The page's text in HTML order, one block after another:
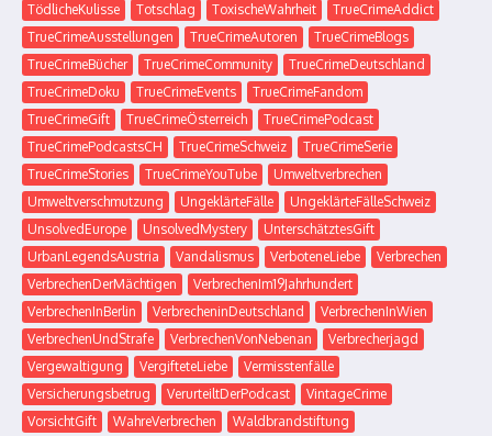
TödlicheKulisse
Totschlag ToxischeWahrheit
TrueCrimeAddict
TrueCrimeAusstellungen
TrueCrimeAutoren
TrueCrimeBlogs
TrueCrimeBücher
TrueCrimeCommunity
TrueCrimeDeutschland
TrueCrimeDoku
TrueCrimeEvents
TrueCrimeFandom
TrueCrimeGift
TrueCrimeÖsterreich
TrueCrimePodcast
TrueCrimePodcastsCH
TrueCrimeSchweiz
TrueCrimeSerie
TrueCrimeStories
TrueCrimeYouTube
Umweltverbrechen
Umweltverschmutzung
UngeklärteFälle
UngeklärteFälleSchweiz
UnsolvedEurope
UnsolvedMystery
UnterschätztesGift
UrbanLegendsAustria
Vandalismus VerboteneLiebe
Verbrechen
VerbrechenDerMächtigen
VerbrechenIm19Jahrhundert
VerbrechenInBerlin
VerbrecheninDeutschland
VerbrechenInWien
VerbrechenUndStrafe
VerbrechenVonNebenan
Verbrecherjagd
Vergewaltigung
VergifteteLiebe
Vermisstenfälle
Versicherungsbetrug
VerurteiltDerPodcast
VintageCrime
VorsichtGift
WahreVerbrechen
Waldbrandstiftung